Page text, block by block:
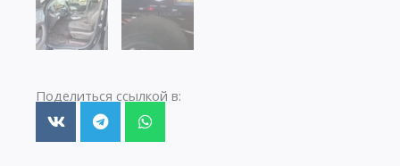
Поделиться ссылкой в: